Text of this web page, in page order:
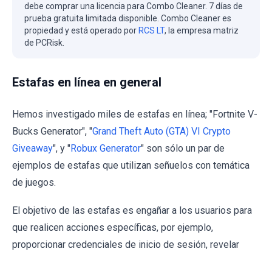
debe comprar una licencia para Combo Cleaner. 7 días de
prueba gratuita limitada disponible. Combo Cleaner es
propiedad y está operado por RCS LT, la empresa matriz
de PCRisk.
Estafas en línea en general
Hemos investigado miles de estafas en línea; "Fortnite V-
Bucks Generator", "Grand Theft Auto (GTA) VI Crypto
Giveaway", y "Robux Generator" son sólo un par de
ejemplos de estafas que utilizan señuelos con temática
de juegos.
El objetivo de las estafas es engañar a los usuarios para
que realicen acciones específicas, por ejemplo,
proporcionar credenciales de inicio de sesión, revelar